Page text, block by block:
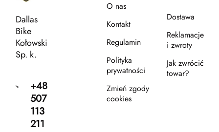
Dallas
Bike
Kołowski
Sp. k.
+48
507
113
211
O nas
Kontakt
Regulamin
Polityka
prywatności
Zmień zgody
cookies
Dostawa
Reklamacje
i zwroty
Jak zwrócić
towar?